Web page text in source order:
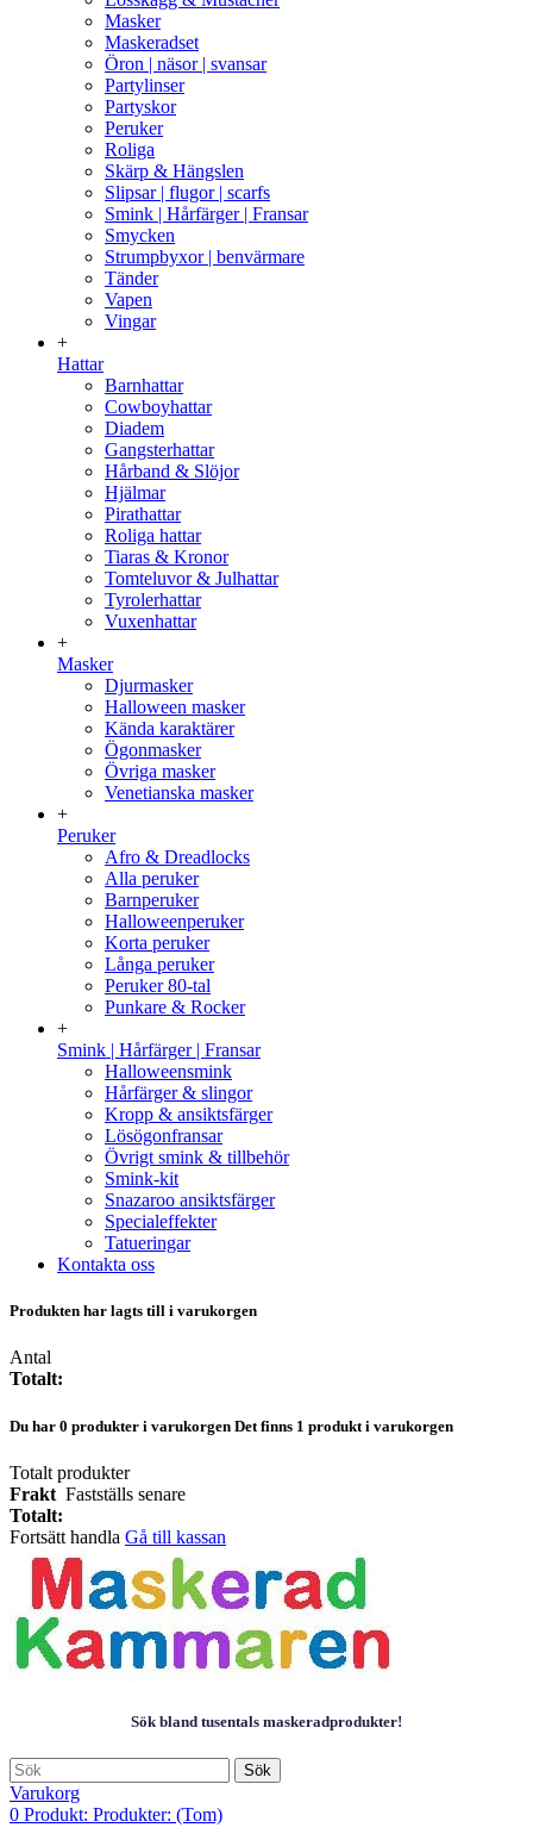
Masker
Maskeradset
Öron | näsor | svansar
Partylinser
Partyskor
Peruker
Roliga
Skärp & Hängslen
Slipsar | flugor | scarfs
Smink | Hårfärger | Fransar
Smycken
Strumpbyxor | benvärmare
Tänder
Vapen
Vingar
+
Hattar
Barnhattar
Cowboyhattar
Diadem
Gangsterhattar
Hårband & Slöjor
Hjälmar
Pirathattar
Roliga hattar
Tiaras & Kronor
Tomteluvor & Julhattar
Tyrolerhattar
Vuxenhattar
+
Masker
Djurmasker
Halloween masker
Kända karaktärer
Ögonmasker
Övriga masker
Venetianska masker
+
Peruker
Afro & Dreadlocks
Alla peruker
Barnperuker
Halloweenperuker
Korta peruker
Långa peruker
Peruker 80-tal
Punkare & Rocker
+
Smink | Hårfärger | Fransar
Halloweensmink
Hårfärger & slingor
Kropp & ansiktsfärger
Lösögonfransar
Övrigt smink & tillbehör
Smink-kit
Snazaroo ansiktsfärger
Specialeffekter
Tatueringar
Kontakta oss
Produkten har lagts till i varukorgen
Antal
Totalt:
Du har 0 produkter i varukorgen Det finns 1 produkt i varukorgen
Totalt produkter
Frakt Fastställs senare
Totalt:
Fortsätt handla Gå till kassan
Sök bland tusentals maskeradprodukter!
Sök
Varukorg
0 Produkt: Produkter: (Tom)